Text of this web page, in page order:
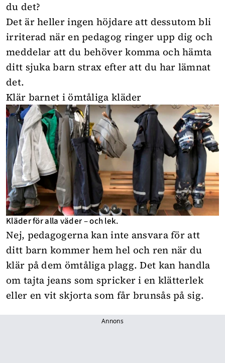
du det?
Det är heller ingen höjdare att dessutom bli
irriterad när en pedagog ringer upp dig och
meddelar att du behöver komma och hämta
ditt sjuka barn strax efter att du har lämnat
det.
Klär barnet i ömtåliga kläder
Kläder för alla väder – och lek.
Nej, pedagogerna kan inte ansvara för att
ditt barn kommer hem hel och ren när du
klär på dem ömtåliga plagg. Det kan handla
om tajta jeans som spricker i en klätterlek
eller en vit skjorta som får brunsås på sig.
Annons